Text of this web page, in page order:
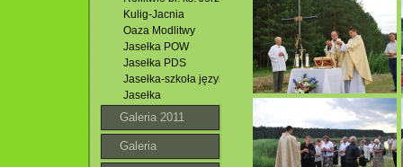
Kulig-Jacnia
Oaza Modlitwy
Jasełka POW
Jasełka PDS
Jasełka-szkoła językowa
Jasełka
Galeria 2011
Galeria